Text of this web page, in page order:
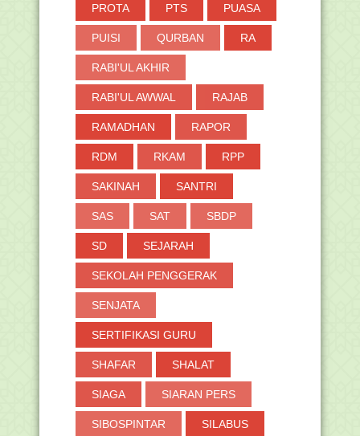
PROTA PTS PUASA
PUISI QURBAN RA
RABI'UL AKHIR
RABI'UL AWWAL RAJAB
RAMADHAN RAPOR
RDM RKAM RPP
SAKINAH SANTRI
SAS SAT SBDP
SD SEJARAH
SEKOLAH PENGGERAK
SENJATA
SERTIFIKASI GURU
SHAFAR SHALAT
SIAGA SIARAN PERS
SIBOSPINTAR SILABUS